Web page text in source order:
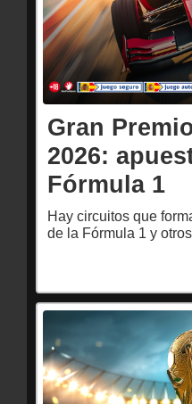
Gran
2026:
Fórmula 1
Hay circuitos que
de la Fórmula 1 y